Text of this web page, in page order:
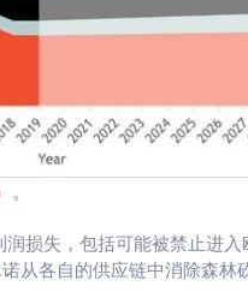
损失，包括可能被禁止进
从各自的供应链中消除森林